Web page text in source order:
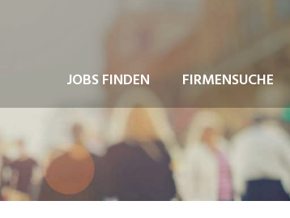
JOBS FINDEN FIRMENSUCHE